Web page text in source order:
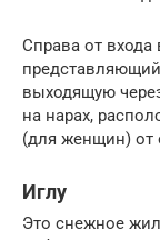
Справа от входа
выходящую
на нарах,
(для женщин) от
Иглу
Это снежное